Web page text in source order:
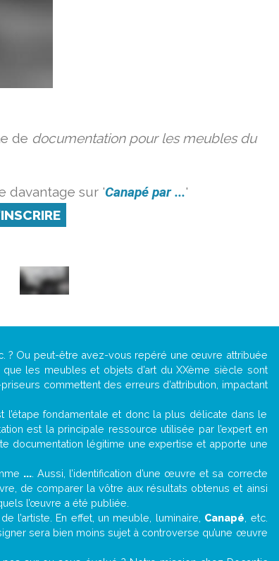
de documentation pour les meubles du
davantage sur 'Canapé par ...'
? Ou peut-être avez-vous repéré une œuvre attribuée
les meubles et objets d’art du XXème siècle sont
commettent des erreurs d’attribution, impactant
l’étape fondamentale et donc la plus délicate dans le
est la principale ressource utilisée par l’expert en
documentation légitime une expertise et apporte une
.... Aussi, l’identification d’une œuvre et sa correcte
de comparer la vôtre aux résultats obtenus et ainsi
l’œuvre a été publiée.
l’artiste. En effet, un meuble, luminaire, Canapé , etc.
sera bien moins sujet à controverse qu’une œuvre